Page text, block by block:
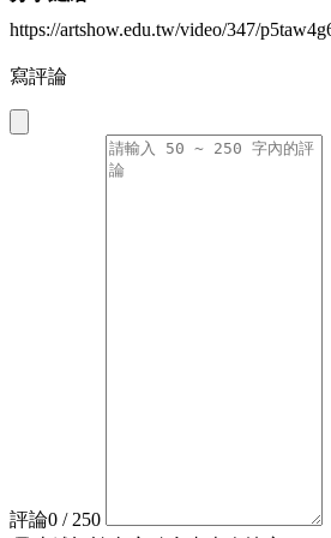
https://artshow.edu.tw/video/347/
寫評論
評論0 / 250